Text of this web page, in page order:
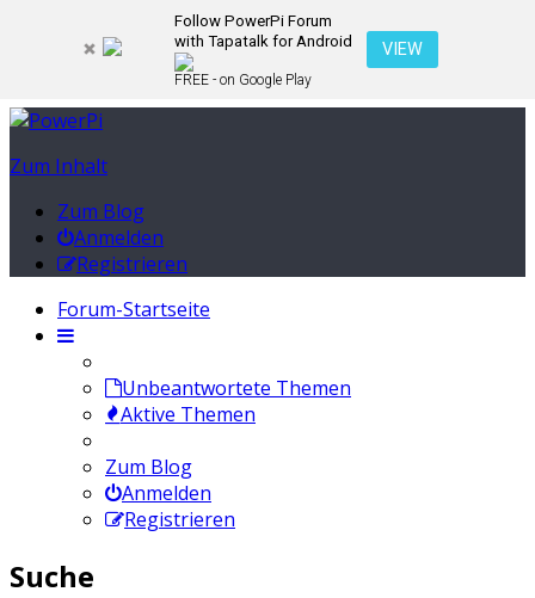
Follow PowerPi Forum
with Tapatalk for Android
FREE - on Google Play
VIEW
Zum Inhalt
Zum Blog
Anmelden
Registrieren
Forum-Startseite
Unbeantwortete Themen
Aktive Themen
Zum Blog
Anmelden
Registrieren
Suche